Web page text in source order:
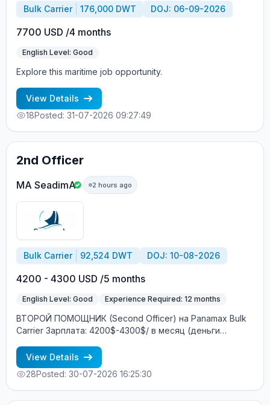
Bulk Carrier 176,000 DWT DOJ: 06-09-2026
7700 USD /4 months
English Level: Good
Explore this maritime job opportunity.
View Details
18Posted: 31-07-2026 09:27:49
2nd Officer
MA SeadimA 2 hours ago
Bulk Carrier 92,524 DWT DOJ: 10-08-2026
4200 - 4300 USD /5 months
English Level: Good Experience Required: 12 months
ВТОРОЙ ПОМОЩНИК (Second Officer) на Panamax Bulk
Carrier Зарплата: 4200$-4300$/ в месяц (деньги
счёт) Характеристики судна: Год постройки: 2007
DWT: 92524 т Главный двигатель: MAN B&W Построено:
Южная Корея Судовладелец: Греция Условия
контракта: Контракт: 4+2 месяца Посадка: Август
Экипаж: смешанный (европейцы + филиппинцы)
View Details
28Posted: 30-07-2026 16:25:30